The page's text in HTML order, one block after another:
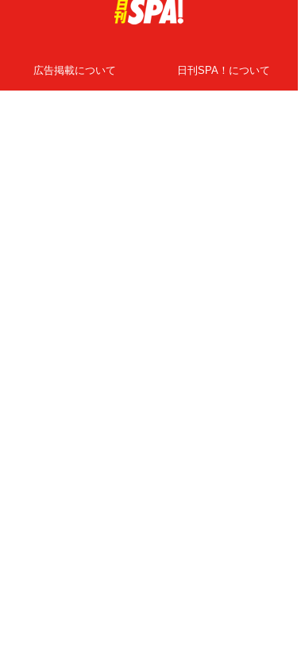
広告掲載について 日刊SPA！について